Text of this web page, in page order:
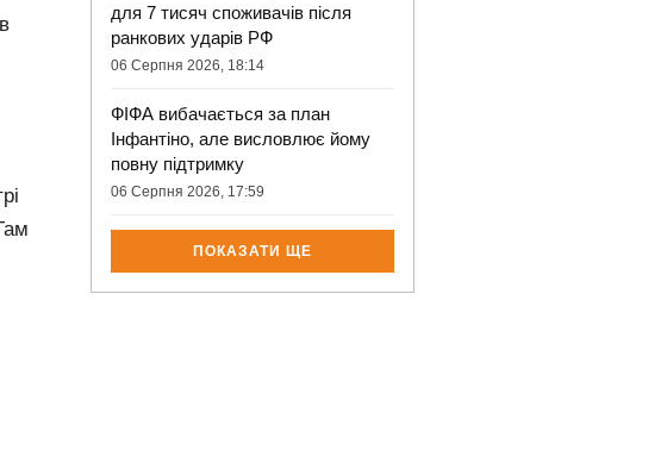
для 7 тисяч споживачів після
ранкових ударів РФ
06 Серпня 2026, 18:14
ФІФА вибачається за план
Інфантіно, але висловлює йому
повну підтримку
06 Серпня 2026, 17:59
ПОКАЗАТИ ЩЕ